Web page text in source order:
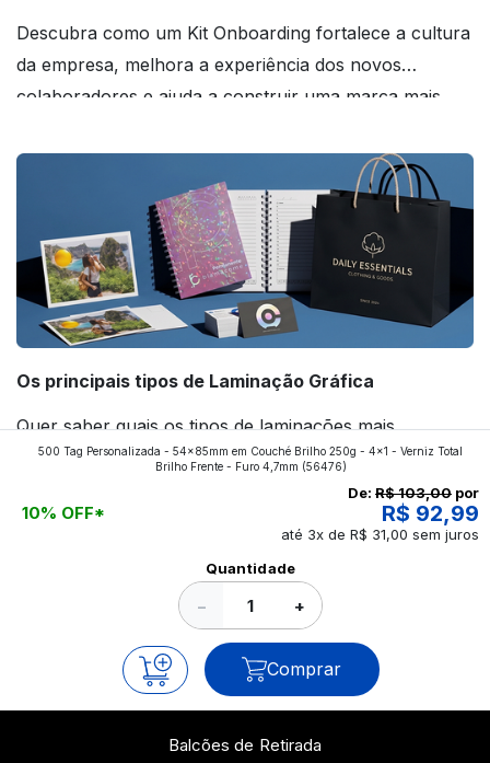
Descubra como um Kit Onboarding fortalece a cultura
da empresa, melhora a experiência dos novos
colaboradores e ajuda a construir uma marca mais
Os principais tipos de Laminação Gráfica
Quer saber quais os tipos de laminações mais
aplicados nos impressos da gráfica FuturaIM? Então,
continue a leitura que vamos revelar para você!
500 Tag Personalizada - 54x85mm em Couché Brilho 250g - 4x1 - Verniz Total
Brilho Frente - Furo 4,7mm (56476)
10% OFF*
De: R$ 103,00 por
R$ 92,99
até 3x de R$ 31,00 sem juros
Quantidade
− +
Comprar
Balcões de Retirada